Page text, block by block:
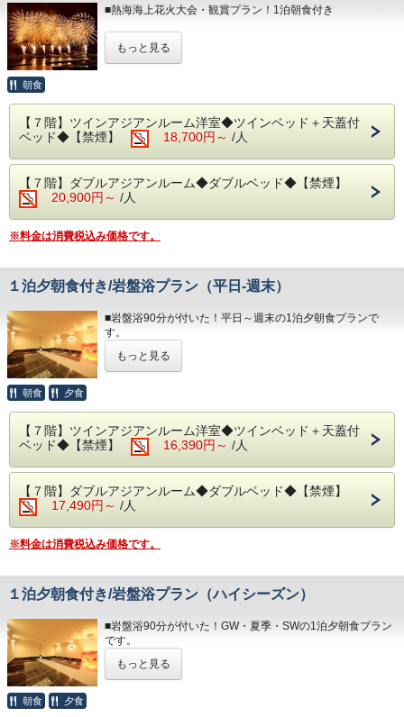
◆その他の税
かかります。
・ 6:00～10:30（最終入場 10:00）
◆エステ・岩盤浴・貸切露天風呂
事前予約制でございます。
1日1車輛1,200円となります。
※30台と限りがあり先着順のお申し込みとなります。
※満車の場合は、ホテルよりご連絡いたします。（近隣のコ
■駐車場はホームページの「アクセス欄」をご確認くださ
い。
◆その他の税
入湯税（150円）、宿泊税（200円）が別途大人のお客様は
※炙ってお召し上がりいただく干物や海鮮丼も自身でお作り
いただけます。
※内容・品数は時期によって異なる場合がございます。
（写真はイメージとなります。）
予約状況に応じて入場時間を分けさせていただく場合があり
ます。
ご理解、ご協力くださいますようお願い申し上げます。
◆大浴場
良質な熱海温泉を是非ご堪能くださいませ。
源泉かけ流しの露天風呂は、湯船に浸かれば至福のひと時に
なること間違いなしです。
・15:00～24:00（最終入場 23:30）
◆エステ・岩盤浴・貸切露天風呂
事前予約制でございます。
ださい。
◆駐車場
1日1車輛1,200円となります。
■駐車場はホームページの「アクセス欄」をご確認くださ
い。
◆その他の税
かかります。
■熱海海上花火大会・観賞プラン！1泊朝食付き
9/13
10/12・10/25・11/8・11/23・12/6・12/25
オーシャンビューの客室・源泉かけ流しの露天風呂・評判の
ください。
◆お部屋
※３歳未満のお子様がいらっしゃる場合は備考欄へご人数を
※3名様以上のご宿泊につきましては、ご就寝の際に畳・ソ
ファースペースにご自身でお布団を敷いていただいておりま
◆お食事
レストラン「The Dining OCEAN'S GIFT」は魚介類や和・
洋食を中心とした多彩なお料理をご用意してます。
※炙ってお召し上がりいただく干物や自身で作る海鮮丼もあ
ります。
※内容・品数は時期によって異なる場合がございます。
（写真はイメージとなります。）
・朝食 1部： 7:00～ 2部： 8：15～（最終入場 9:00）
予約状況に応じて入場時間を分けさせていただきます。
ご理解、ご協力くださいますようお願い申し上げます。
源泉かけ流しの露天風呂は、湯船に浸かれば至福のひと時に
なること間違いなしです。
・ 6:00～10:30（最終入場 10:00）
◆エステ・岩盤浴・貸切露天風呂
事前予約制でございます。
もっと見る
朝食
【７階】ツインアジアンルーム洋室◆ツインベッド＋天蓋付
ベッド◆【禁煙】
18,700円～ /人
【７階】ダブルアジアンルーム◆ダブルベッド◆【禁煙】
20,900円～ /人
※料金は消費税込み価格です。
１泊夕朝食付き/岩盤浴プラン（平日-週末）
■岩盤浴90分が付いた！平日～週末の1泊夕朝食プランで
す。
好評の「岩盤浴」がご利用できるプランです。
新陳代謝を上げ痩せやすい身体へ、美肌・保温効果やリラッ
＊事前予約制となります。
＊備考欄にご希望の時間をご記入下さい。
＊プランは大人のみとなります。
お子様が含まれる場合、ご宿泊代は現地精算となります。
◆お部屋
相模湾から昇る朝日や熱海の夜景が一望できます。
＊３歳未満のお子様がいらっしゃる際は備考欄へご記入下さ
＊３名様以上のご利用時はご就寝の際に畳・ソファーペース
にごお客様
ご自身でお布団を敷いて頂いております。
◆お食事
もっと見る
朝食 夕食
【７階】ツインアジアンルーム洋室◆ツインベッド＋天蓋付
ベッド◆【禁煙】
16,390円～ /人
【７階】ダブルアジアンルーム◆ダブルベッド◆【禁煙】
17,490円～ /人
※料金は消費税込み価格です。
１泊夕朝食付き/岩盤浴プラン（ハイシーズン）
■岩盤浴90分が付いた！GW・夏季・SWの1泊夕朝食プラン
です。
好評の「岩盤浴」がご利用できるプランです。
新陳代謝を上げ痩せやすい身体へ、美肌・保温効果やリラッ
もっと見る
朝食 夕食